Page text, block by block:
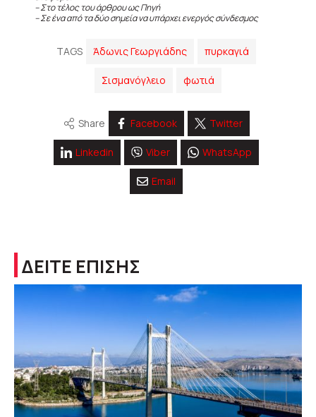
– Στο τέλος του άρθρου ως Πηγή
– Σε ένα από τα δύο σημεία να υπάρχει ενεργός σύνδεσμος
TAGS Άδωνις Γεωργιάδης πυρκαγιά
Σισμανόγλειο φωτιά
Share Facebook Twitter
Linkedin Viber WhatsApp
Email
ΔΕΙΤΕ ΕΠΙΣΗΣ